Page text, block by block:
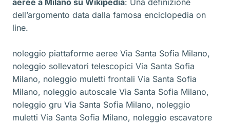
dell’argomento data dalla famosa enciclopedia on
line.
noleggio piattaforme aeree Via Santa Sofia Milano,
noleggio sollevatori telescopici Via Santa Sofia
Milano, noleggio muletti frontali Via Santa Sofia
Milano, noleggio autoscale Via Santa Sofia Milano,
noleggio gru Via Santa Sofia Milano, noleggio
muletti Via Santa Sofia Milano, noleggio escavatore